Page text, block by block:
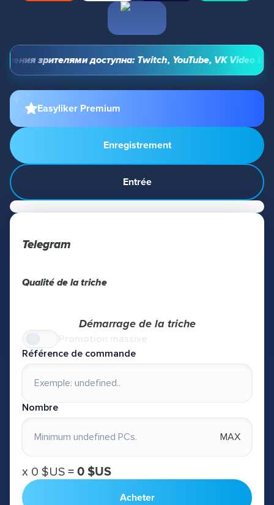
зрителями доступна: Twitch, YouTube, VK Video Live
Easyliker Premium
Enregistrement
Entrée
Telegram
Qualité de la triche
Démarrage de la triche
Référence de commande
Nombre
MAX
х 0 $US = 0 $US
Acheter